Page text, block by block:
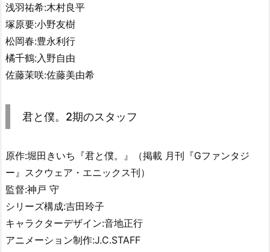
浅羽祐希:木村良平
塚原要:小野友樹
松岡春:豊永利行
橘千鶴:入野自由
佐藤茉咲:佐藤美由希
君と僕。2期のスタッフ
原作:堀田きいち『君と僕。』（掲載 月刊『Gファンタジ
ー』スクウェア・エニックス刊）
監督:神戸 守
シリーズ構成:吉田玲子
キャラクターデザイン:音地正行
アニメーション制作:J.C.STAFF